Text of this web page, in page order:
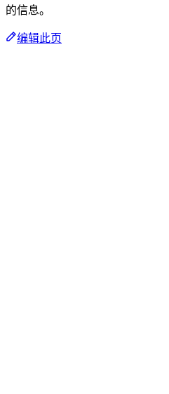
的信息。
编辑此页